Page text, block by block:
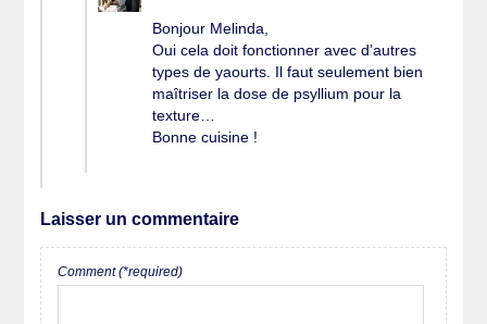
Bonjour Melinda,
Oui cela doit fonctionner avec d’autres
types de yaourts. Il faut seulement bien
maîtriser la dose de psyllium pour la
texture…
Bonne cuisine !
Laisser un commentaire
Comment (*required)